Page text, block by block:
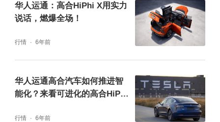
署超过500个传感器，首次标配5G+V2X通信
网络，实现车与车、车与基础设施、车与网
络、车与人高速互联互通。
华人运通：高合HiPhi X用实力
说话，燃爆全场！
行情 6年前
华人运通高合汽车如何推进智
能化？来看可进化的高合HiPhi
行情 6年前